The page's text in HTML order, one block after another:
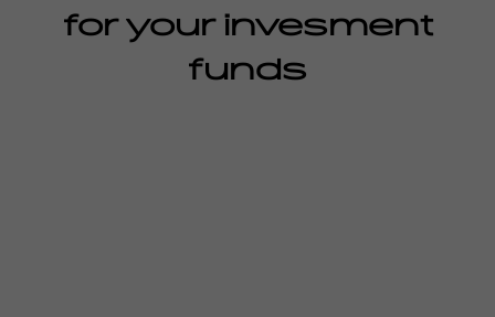
for your invesment
funds